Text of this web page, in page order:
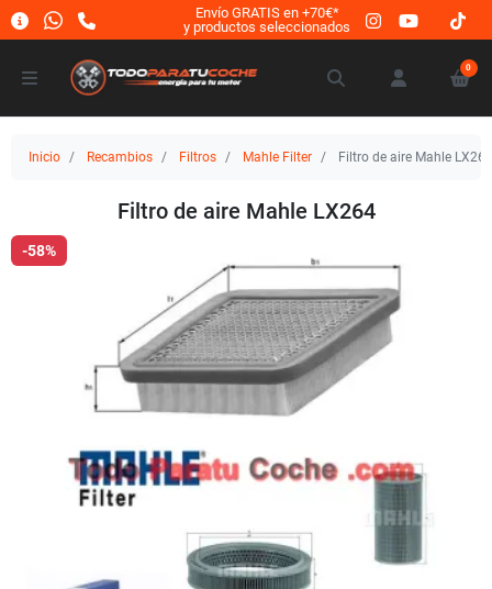
Envío GRATIS en +70€*
y productos seleccionados
0
Inicio Recambios Filtros Mahle Filter Filtro de aire Mahle LX264
Filtro de aire Mahle LX264
-58%